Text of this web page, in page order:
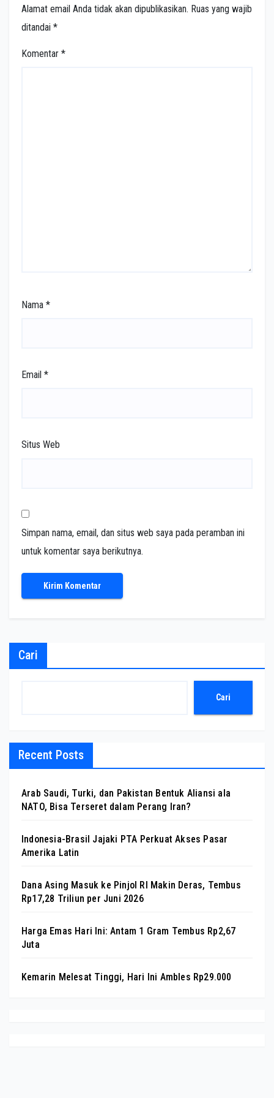
Alamat email Anda tidak akan dipublikasikan. Ruas yang wajib
ditandai *
Komentar *
Nama *
Email *
Situs Web
Simpan nama, email, dan situs web saya pada peramban ini
untuk komentar saya berikutnya.
Cari
Cari
Recent Posts
Arab Saudi, Turki, dan Pakistan Bentuk Aliansi ala
NATO, Bisa Terseret dalam Perang Iran?
Indonesia-Brasil Jajaki PTA Perkuat Akses Pasar
Amerika Latin
Dana Asing Masuk ke Pinjol RI Makin Deras, Tembus
Rp17,28 Triliun per Juni 2026
Harga Emas Hari Ini: Antam 1 Gram Tembus Rp2,67
Juta
Kemarin Melesat Tinggi, Hari Ini Ambles Rp29.000